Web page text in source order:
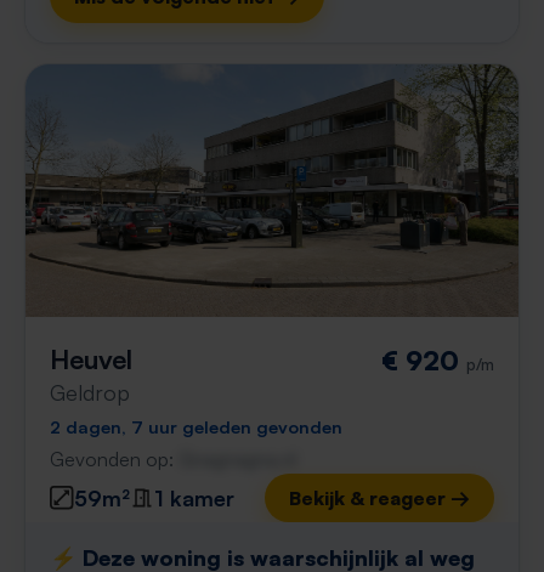
Heuvel
Geldrop
€ 920 p/m
2 dagen, 7 uur geleden gevonden
Gevonden op:
59m² 1 kamer Bekijk & reageer →
⚡️ Deze woning is waarschijnlijk al weg